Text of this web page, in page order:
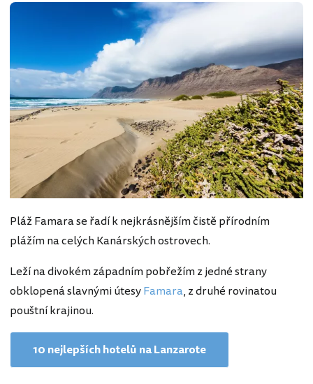
Pláž Famara se řadí k nejkrásnějším čistě přírodním
plážím na celých Kanárských ostrovech.
Leží na divokém západním pobřežím z jedné strany
obklopená slavnými útesyFamara, z druhé rovinatou
pouštní krajinou.
10 nejlepších hotelů na Lanzarote